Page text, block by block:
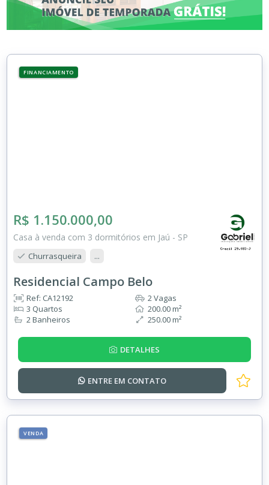
FINANCIAMENTO
R$ 1.150.000,00
Casa à venda com 3 dormitórios em Jaú - SP
Churrasqueira ...
Residencial Campo Belo
Ref: CA12192
3 Quartos
2 Banheiros
2 Vagas
200.00 m²
250.00 m²
DETALHES
ENTRE EM CONTATO
VENDA